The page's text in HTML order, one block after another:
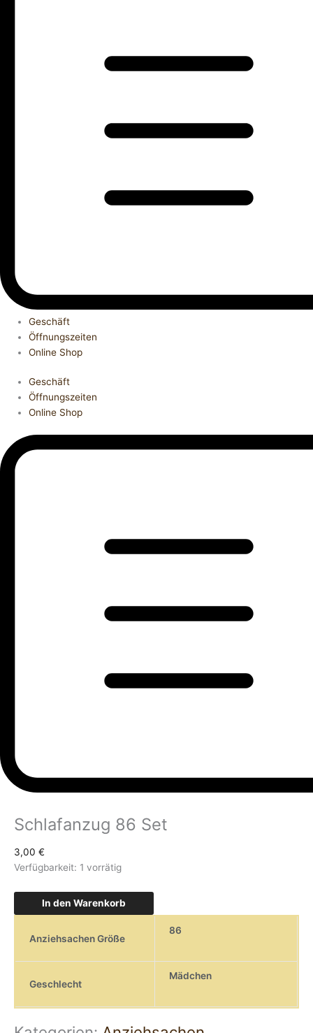
Geschäft
Öffnungszeiten
Online Shop
Geschäft
Öffnungszeiten
Online Shop
Schlafanzug 86 Set
3,00 €
Verfügbarkeit: 1 vorrätig
In den Warenkorb
Anziehsachen Größe
86
Geschlecht
Mädchen